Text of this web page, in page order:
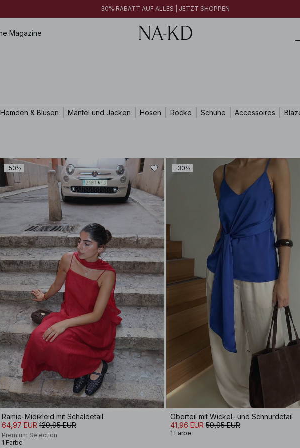
30% RABATT AUF ALLES | JETZT SHOPPEN
Magazine
Hemden & Blusen Mäntel und Jacken Hosen Röcke Schuhe Accessoires
-50%
Ramie-Midikleid mit Schaldetail
64,97 EUR 129,95 EUR
Premium Selection
1 Farbe
-30%
Oberteil mit Wickel- und Schnürdetail
41,96 EUR 59,95 EUR
1 Farbe